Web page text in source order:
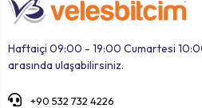
Haftaiçi 09:00 - 19:00 Cumartesi
arasında ulaşabilirsiniz.
+90 532 732 4226